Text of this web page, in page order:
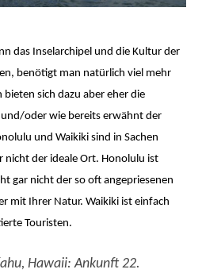
das Inselarchipel und die Kultur der
benötigt man natürlich viel mehr
bieten sich dazu aber eher die
oder wie bereits erwähnt der
und Waikiki sind in Sachen
nicht der ideale Ort. Honolulu ist
gar nicht der so oft angepriesenen
mit Ihrer Natur. Waikiki ist einfach
Touristen.
Hawaii: Ankunft 22.